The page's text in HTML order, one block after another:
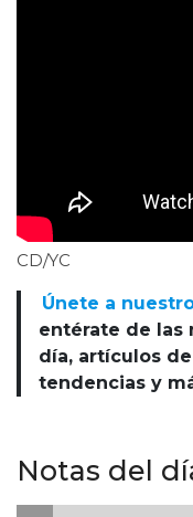
CD/YC
Únete a
entérate de las
día, artículos
tendencias y
Notas del